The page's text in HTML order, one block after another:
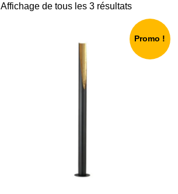
Affichage de tous les 3 résultats
Promo !